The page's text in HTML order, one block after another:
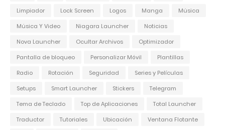
Limpiador
Lock Screen Logos Manga
Música
Música Y Video
Niagara Launcher
Noticias
Nova Launcher
Ocultar Archivos
Optimizador
Pantalla de bloqueo
Personalizar Móvil
Plantillas
Radio
Rotación Seguridad
Series y Películas
Setups
Smart Launcher Stickers
Telegram
Tema de Teclado
Top de Aplicaciones
Total Launcher
Traductor
Tutoriales Ubicación
Ventana Flotante